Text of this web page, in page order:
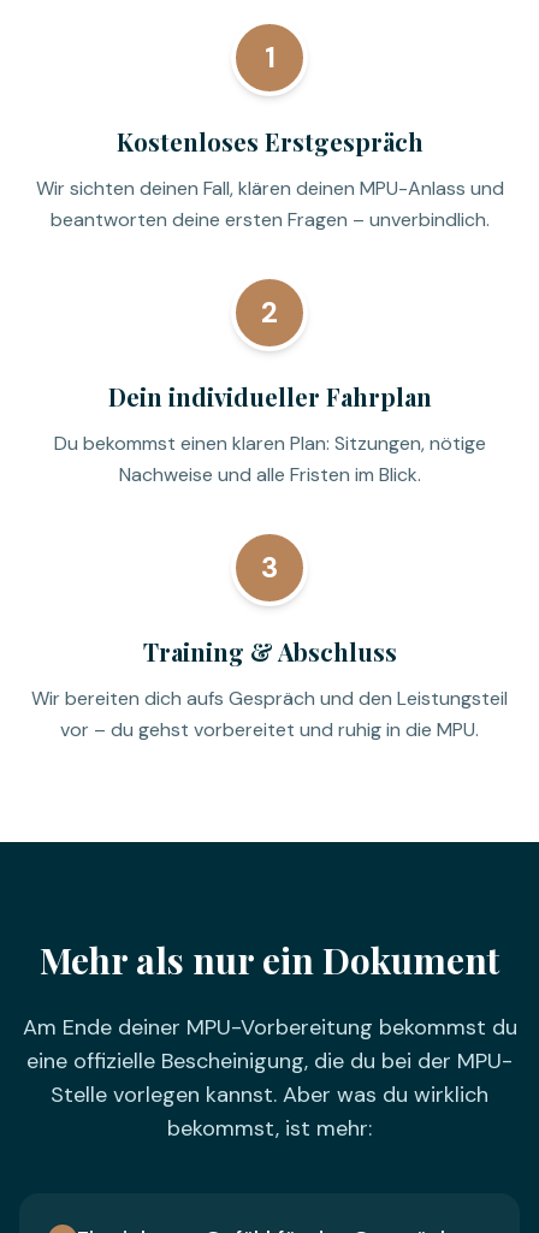
1
Kostenloses Erstgespräch
Wir sichten deinen Fall, klären deinen MPU-Anlass und
beantworten deine ersten Fragen – unverbindlich.
2
Dein individueller Fahrplan
Du bekommst einen klaren Plan: Sitzungen, nötige
Nachweise und alle Fristen im Blick.
3
Training & Abschluss
Wir bereiten dich aufs Gespräch und den Leistungsteil
vor – du gehst vorbereitet und ruhig in die MPU.
Mehr als nur ein Dokument
Am Ende deiner MPU-Vorbereitung bekommst du
eine offizielle Bescheinigung, die du bei der MPU-
Stelle vorlegen kannst. Aber was du wirklich
bekommst, ist mehr: